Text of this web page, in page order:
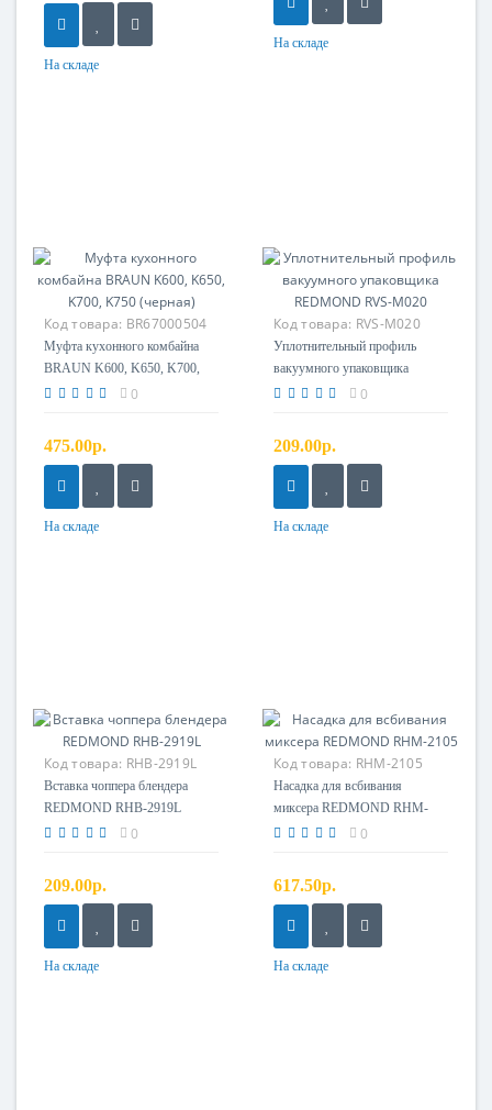
На складе
На складе
Код товара: BR67000504
Муфта кухонного комбайна
BRAUN K600, K650, K700,
K750 (черная) 0
475.00р.
На складе
Код товара: RVS-M020
Уплотнительный
профиль
Уплотнительный профиль
вакуумного упаковщика
REDMOND RVS-M020
0
209.00р.
На складе
Код товара: RHB-2919L
Вставка чоппера
Вставка чоппера блендера
REDMOND RHB-2919L
0
209.00р.
На складе
Код товара: RHM-2105
Насадка для всбивания
Насадка для всбивания
миксера REDMOND RHM-
2105
0
617.50р.
На складе